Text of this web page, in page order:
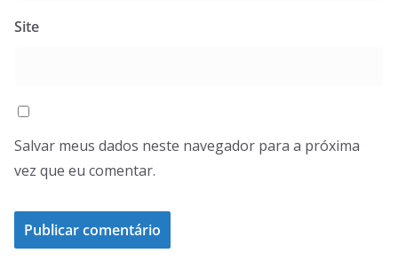
Site
Salvar meus dados neste navegador para a próxima
vez que eu comentar.